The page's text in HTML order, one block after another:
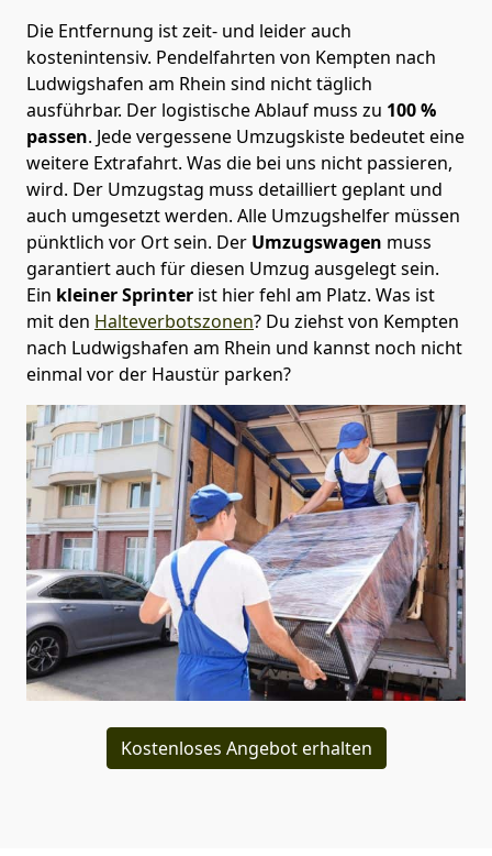
Die Entfernung ist zeit- und leider auch
kostenintensiv. Pendelfahrten von Kempten nach
Ludwigshafen am Rhein sind nicht täglich
ausführbar. Der logistische Ablauf muss zu 100 %
passen. Jede vergessene Umzugskiste bedeutet eine
weitere Extrafahrt. Was die bei uns nicht passieren,
wird. Der Umzugstag muss detailliert geplant und
auch umgesetzt werden. Alle Umzugshelfer müssen
pünktlich vor Ort sein. Der Umzugswagen muss
garantiert auch für diesen Umzug ausgelegt sein.
Ein kleiner Sprinter ist hier fehl am Platz. Was ist
mit den Halteverbotszonen? Du ziehst von Kempten
nach Ludwigshafen am Rhein und kannst noch nicht
einmal vor der Haustür parken?
Kostenloses Angebot erhalten